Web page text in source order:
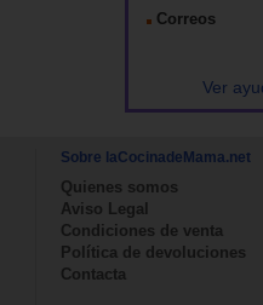
Correos
Ver
Sobre laCocinadeMama.net
Quienes somos
Aviso Legal
Condiciones de venta
Política de devoluciones
Contacta